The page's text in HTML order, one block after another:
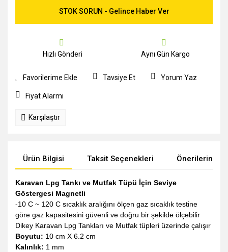
STOK SORUN - Gelince Haber Ver
Hızlı Gönderi Aynı Gün Kargo
Tavsiye Et Yorum Yaz
Fiyat Alarmı
Karşılaştır
Ürün Bilgisi Taksit Seçenekleri Önerileriniz
Karavan Lpg Tankı ve Mutfak Tüpü İçin Seviye
Göstergesi Magnetli
-10 C ~ 120 C sıcaklık aralığını ölçen gaz sıcaklık testine
göre gaz kapasitesini güvenli ve doğru bir şekilde ölçebilir
Dikey Karavan Lpg Tankları ve Mutfak tüpleri üzerinde çalışır
Boyutu: 10 cm X 6.2 cm
Kalınlık: 1 mm